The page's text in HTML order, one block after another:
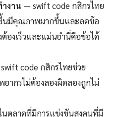
งาน — swift code กสิกรไทย
นมีคุณภาพมากขึ้นและลดข้อ
องเร็วและแม่นยำนี่คือข้อได้
code กสิกรไทยช่วย
ากรไม่ต้องลองผิดลองถูกไม่
ตลาดที่มีการแข่งขันสูงคนที่มี